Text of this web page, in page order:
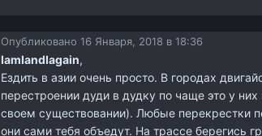
Опубликовано 16 Января, 2018 в 18:36
IamIandIagain,
Ездить в азии очень просто. В городах
перестроении дуди в дудку по чаще это у
своем существовании). Любые перекрестки
они сами тебя объедут. На трассе берегись